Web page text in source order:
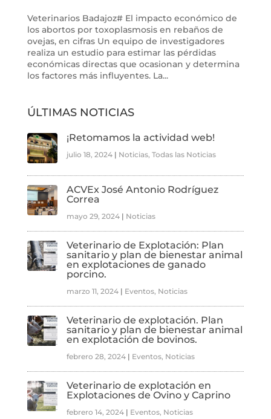
Veterinarios Badajoz# El impacto económico de
los abortos por toxoplasmosis en rebaños de
ovejas, en cifras Un equipo de investigadores
realiza un estudio para estimar las pérdidas
económicas directas que ocasionan y determina
los factores más influyentes. La...
ÚLTIMAS NOTICIAS
¡Retomamos la actividad web!
julio 18, 2024| Noticias, Todas las Noticias
ACVEx José Antonio Rodríguez
Correa
mayo 29, 2024| Noticias
Veterinario de Explotación: Plan
sanitario y plan de bienestar animal
en explotaciones de ganado
porcino.
marzo 11, 2024| Eventos, Noticias
Veterinario de explotación. Plan
sanitario y plan de bienestar animal
en explotación de bovinos.
febrero 28, 2024| Eventos, Noticias
Veterinario de explotación en
Explotaciones de Ovino y Caprino
febrero 14, 2024| Eventos, Noticias